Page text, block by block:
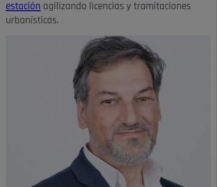
estación agilizando licencias y tramitaciones
urbanísticas.